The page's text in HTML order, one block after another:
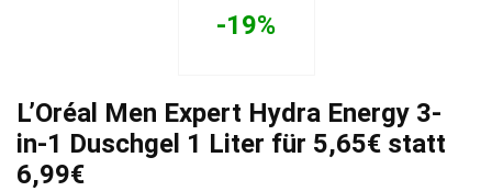
-19%
L’Oréal Men Expert Hydra Energy 3-
in-1 Duschgel 1 Liter für 5,65€ statt
6,99€